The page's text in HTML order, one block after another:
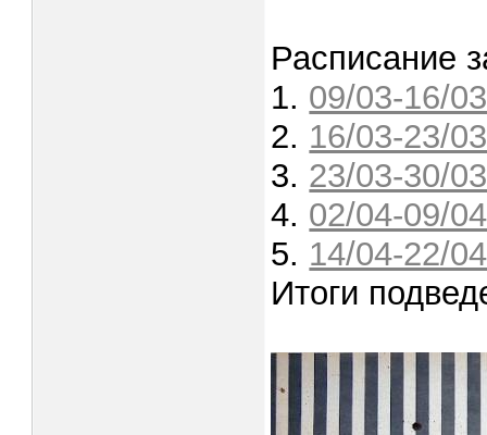
Расписание
1. 09/03-16/03
2. 16/03-23/03
3. 23/03-30/03
4. 02/04-09/04
5. 14/04-22/04
Итоги